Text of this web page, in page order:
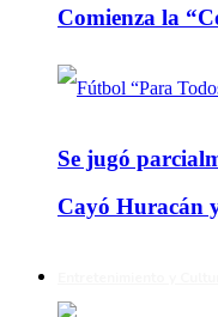
Comienza la
Se jugó
Cayó Huracán